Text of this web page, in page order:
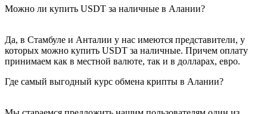
Можно ли купить USDT за наличные в Алании?
Да, в Стамбуле и Анталии у нас имеются представители, у
которых можно купить USDT за наличные. Причем оплату
принимаем как в местной валюте, так и в долларах, евро.
Где самый выгодный курс обмена крипты в Алании?